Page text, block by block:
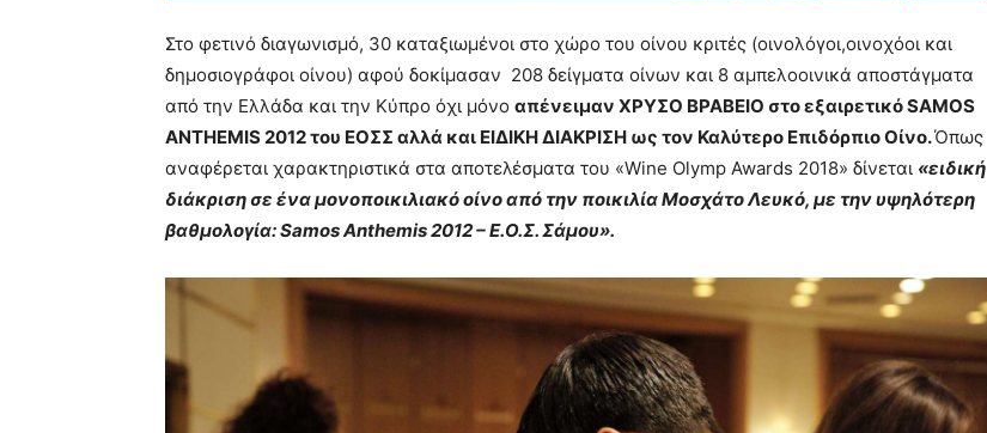
Στο φετινό διαγωνισμό, 30 καταξιωμένοι στο χώρο του οίνου κριτές (οινολόγοι,οινοχόοι και
δημοσιογράφοι οίνου) αφού δοκίμασαν 208 δείγματα οίνων και 8 αμπελοοινικά αποστάγματα
από την Ελλάδα και την Κύπρο όχι μόνο απένειμαν ΧΡΥΣΟ ΒΡΑΒΕΙΟ στο εξαιρετικό SAMOS
ANTHEMIS 2012 του ΕΟΣΣ αλλά και ΕΙΔΙΚΗ ΔΙΑΚΡΙΣΗ ως τον Καλύτερο Επιδόρπιο Οίνο.Όπως
αναφέρεται χαρακτηριστικά στα αποτελέσματα του «Wine Olymp Awards 2018» δίνεται «ειδική
διάκριση σε ένα μονοποικιλιακό οίνο από την ποικιλία Μοσχάτο Λευκό, με την υψηλότερη
βαθμολογία: Samos Anthemis 2012 – Ε.Ο.Σ. Σάμου».